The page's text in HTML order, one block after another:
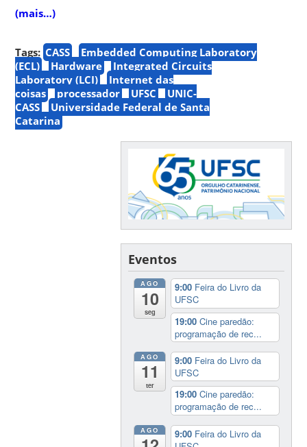
(mais…)
Tags: CASS
Embedded Computing Laboratory
(ECL)
Hardware
Integrated Circuits
Laboratory (LCI)
Internet das
coisas
processador UFSC
UNIC-
CASS
Universidade Federal de Santa
Catarina
Eventos
AGO
10
seg
9:00 Feira do Livro da
UFSC
19:00Cine paredão:
programação de rec...
AGO
11
ter
9:00 Feira do Livro da
UFSC
19:00Cine paredão:
programação de rec...
AGO 9:00 Feira do Livro da